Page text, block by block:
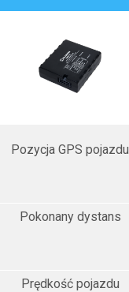
Pozycja GPS pojazdu
Pokonany dystans
Prędkość pojazdu